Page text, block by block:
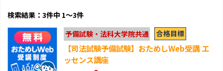
検索結果：3件中 1～3件
予備試験・法科大学院共通 合格目標
【司法試験予備試験】おためしWeb受講 エ
ッセンス講座